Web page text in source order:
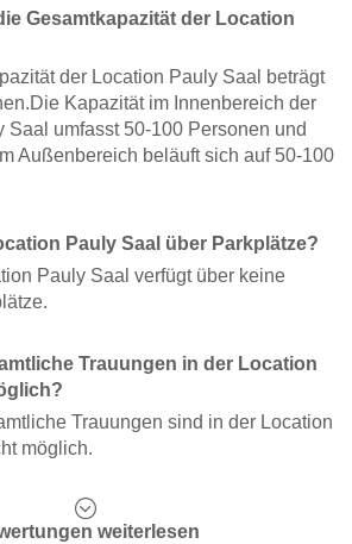
Gesamtkapazität der Location
der Location Pauly Saal beträgt
Kapazität im Innenbereich der
Saal umfasst 50-100 Personen und
Außenbereich beläuft sich auf 50-100
Pauly Saal über Parkplätze?
Pauly Saal verfügt über keine
Trauungen in der Location
Trauungen sind in der Location
möglich.
weiterlesen